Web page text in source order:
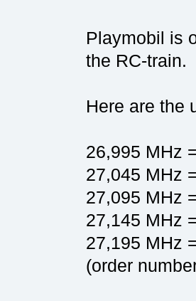
Playmobil is
the RC-train.
Here are the
26,995 MHz
27,045 MHz
27,095 MHz
27,145 MHz
27,195 MHz
(order